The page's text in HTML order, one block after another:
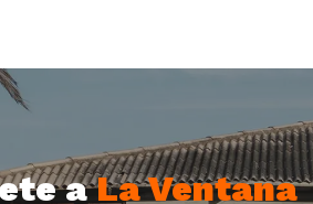
aLa Ventana